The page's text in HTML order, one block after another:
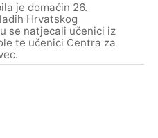
je domaćin 26.
Hrvatskog
se natjecali učenici iz
te učenici Centra za